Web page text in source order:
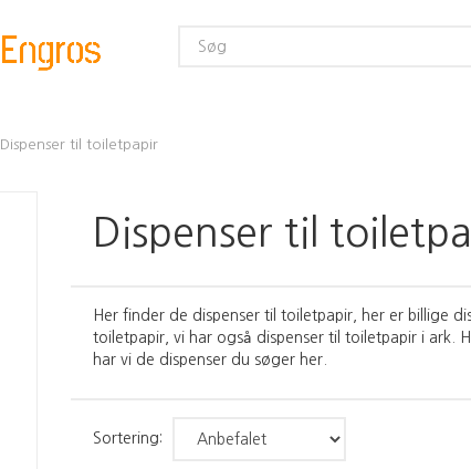
Dispenser til toiletpapir
Dispenser til
Her finder de dispenser til toiletpapir, her er billige
toiletpapir, vi har også dispenser til toiletpapir i ark.
har vi de dispenser du søger her.
Sortering: